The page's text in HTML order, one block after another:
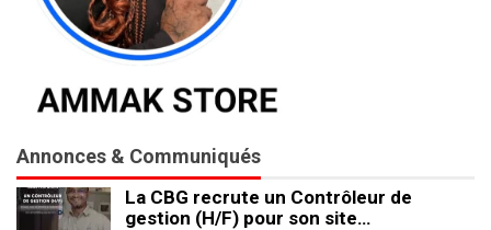
Annonces & Communiqués
La CBG recrute un Contrôleur de
gestion (H/F) pour son site…